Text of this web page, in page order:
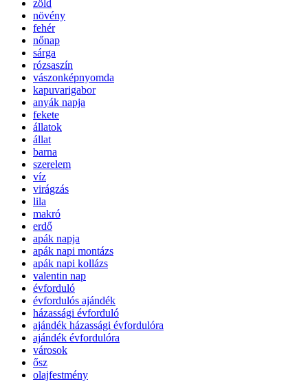
zöld
növény
fehér
nőnap
sárga
rózsaszín
vászonképnyomda
kapuvarigabor
anyák napja
fekete
állatok
állat
barna
szerelem
víz
virágzás
lila
makró
erdő
apák napja
apák napi montázs
apák napi kollázs
valentin nap
évforduló
évfordulós ajándék
házassági évforduló
ajándék házassági évfordulóra
ajándék évfordulóra
városok
ősz
olajfestmény